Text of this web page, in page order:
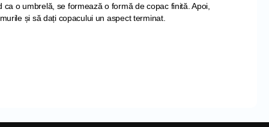
o umbrelă, se formează o formă de copac finită. Apoi,
și să dați copacului un aspect terminat.